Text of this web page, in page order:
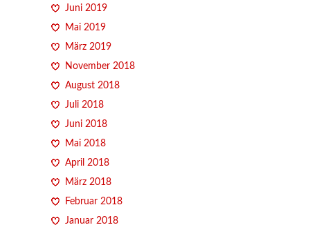
Juni 2019
Mai 2019
März 2019
November 2018
August 2018
Juli 2018
Juni 2018
Mai 2018
April 2018
März 2018
Februar 2018
Januar 2018